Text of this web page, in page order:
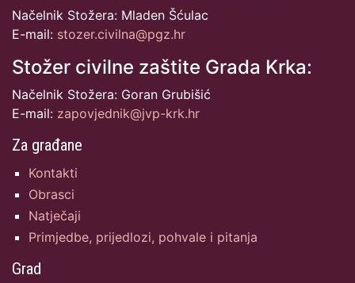
Načelnik Stožera: Mladen Šćulac
E-mail: stozer.civilna@pgz.hr
Stožer civilne zaštite Grada Krka:
Načelnik Stožera: Goran Grubišić
E-mail: zapovjednik@jvp-krk.hr
Za građane
Kontakti
Obrasci
Natječaji
Primjedbe, prijedlozi, pohvale i pitanja
Grad